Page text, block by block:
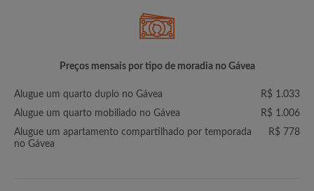
Preços mensais por tipo de moradia no Gávea
Alugue um quarto duplo no Gávea
R$ 1.033
Alugue um quarto mobiliado no Gávea
R$ 1.006
Alugue um apartamento compartilhado por temporada
no Gávea
R$ 778